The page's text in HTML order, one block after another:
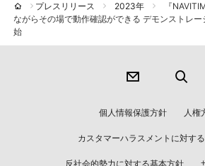
プレスリリース 2023年
『
ながらその場で動作確認ができる デモンストレ
始
個人情報保護方針 人権
カスタマーハラスメントに対す
反社会的勢力に対する基本方針